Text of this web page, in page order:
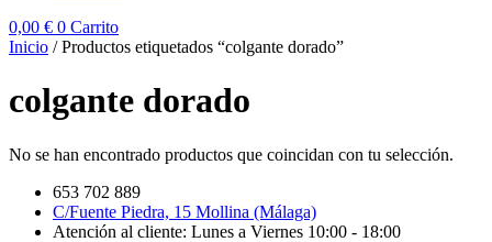
0,00 € 0 Carrito
Inicio / Productos etiquetados “colgante dorado”
colgante dorado
No se han encontrado productos que coincidan con tu selección.
653 702 889
C/Fuente Piedra, 15 Mollina (Málaga)
Atención al cliente: Lunes a Viernes 10:00 - 18:00